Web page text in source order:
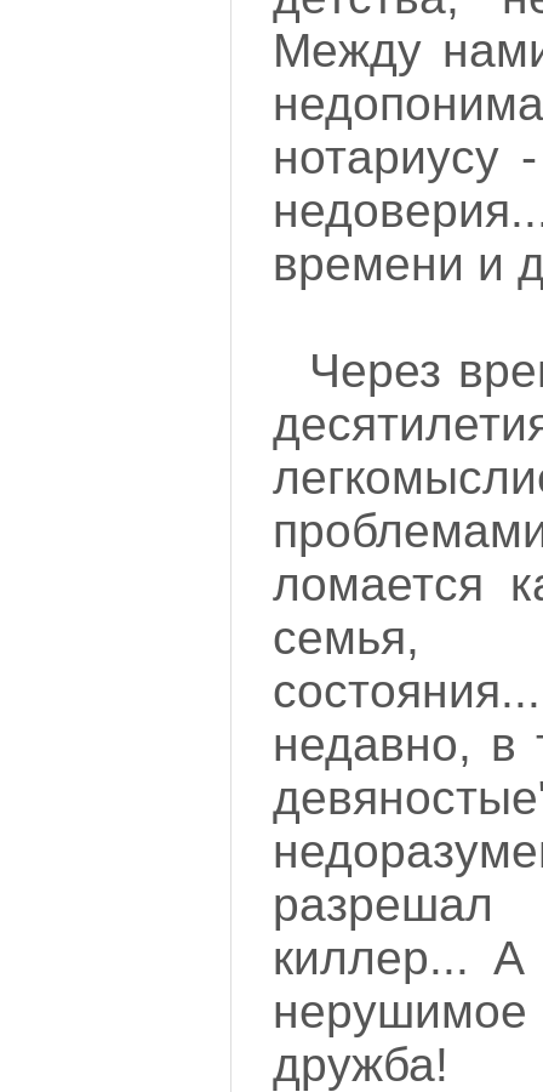
Между
нотариусу
времени и
Через
ломается
семья,
недавно, в
киллер... А
дружба!